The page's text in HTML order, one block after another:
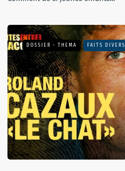
DOSSIER - THEMA FAITS DIVERS